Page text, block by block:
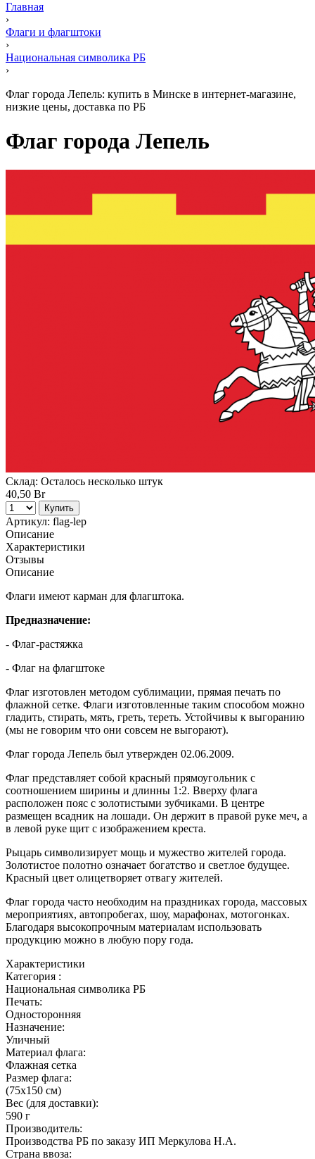
Главная
›
Флаги и флагштоки
›
Национальная символика РБ
›
Флаг города Лепель: купить в Минске в интернет-магазине,
низкие цены, доставка по РБ
Флаг города Лепель
Склад: Осталось несколько штук
40,50 Br
Купить
Артикул: flag-lep
Описание
Характеристики
Отзывы
Описание
Флаги имеют карман для флагштока.
Предназначение:
- Флаг-растяжка
- Флаг на флагштоке
Флаг изготовлен методом сублимации, прямая печать по
флажной сетке. Флаги изготовленные таким способом можно
гладить, стирать, мять, греть, тереть. Устойчивы к выгоранию
(мы не говорим что они совсем не выгорают).
Флаг города Лепель был утвержден 02.06.2009.
Флаг представляет собой красный прямоугольник с
соотношением ширины и длинны 1:2. Вверху флага
расположен пояс с золотистыми зубчиками. В центре
размещен всадник на лошади. Он держит в правой руке меч, а
в левой руке щит с изображением креста.
Рыцарь символизирует мощь и мужество жителей города.
Золотистое полотно означает богатство и светлое будущее.
Красный цвет олицетворяет отвагу жителей.
Флаг города часто необходим на праздниках города, массовых
мероприятиях, автопробегах, шоу, марафонах, мотогонках.
Благодаря высокопрочным материалам использовать
продукцию можно в любую пору года.
Характеристики
Категория :
Национальная символика РБ
Печать:
Односторонняя
Назначение:
Уличный
Материал флага:
Флажная сетка
Размер флага:
(75x150 см)
Вес (для доставки):
590 г
Производитель:
Производства РБ по заказу ИП Меркулова Н.А.
Страна ввоза: